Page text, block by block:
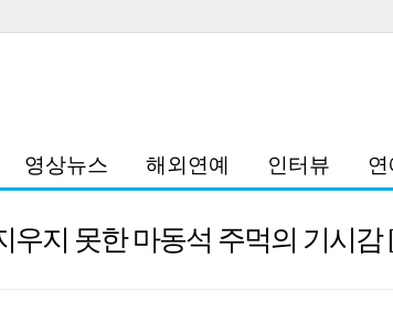
영상뉴스 해외연예 인터뷰 연
우지 못한 마동석 주먹의 기시감